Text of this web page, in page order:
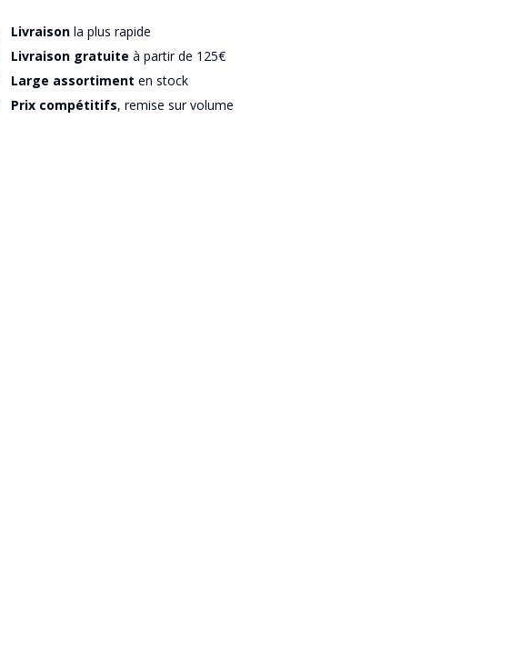
Livraison la plus rapide
Livraison gratuite à partir de 125€
Large assortiment en stock
Prix compétitifs, remise sur volume